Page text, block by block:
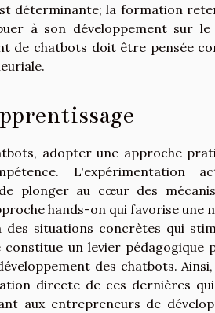
déterminante; la formation
à son développement sur le
de chatbots doit être pensée
adopter une approche
L'expérimentation
plonger au cœur des
hands-on qui favorise une
situations concrètes qui
un levier pédagogique
des chatbots.
directe de ces dernières
aux entrepreneurs de